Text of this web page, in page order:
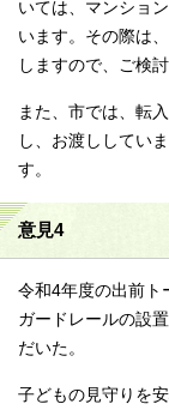
いては、マンショ
います。その際は
しますので、ご検討
また、市では、転
し、お渡ししてい
す。
意見4
令和4年度の出前ト
ガードレールの設
だいた。
子どもの見守りを